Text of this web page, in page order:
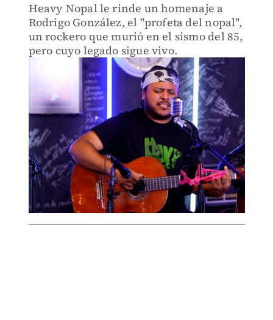
Heavy Nopal le rinde un homenaje a
Rodrigo González, el "profeta del nopal",
un rockero que murió en el sismo del 85,
pero cuyo legado sigue vivo.